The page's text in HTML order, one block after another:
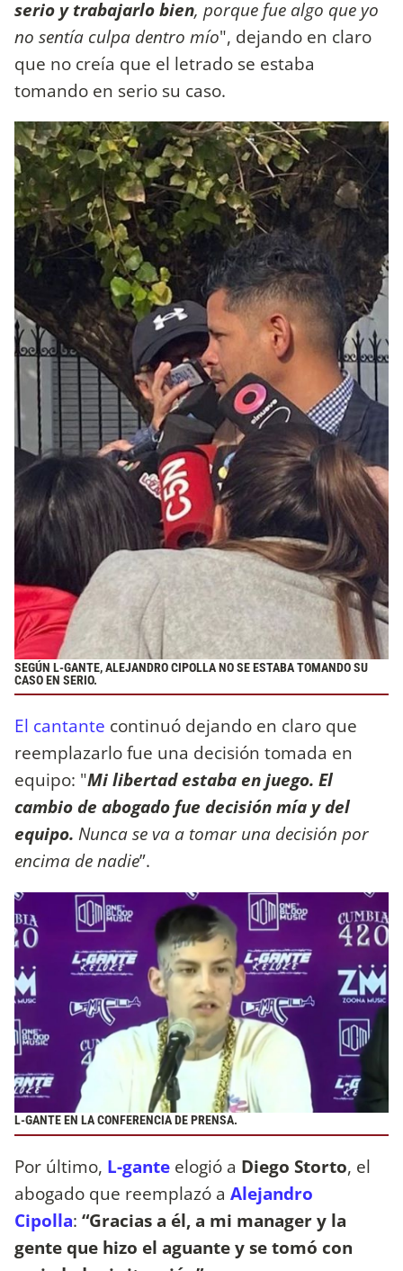
serio y trabajarlo bien, porque fue algo que yo
no sentía culpa dentro mío", dejando en claro
que no creía que el letrado se estaba
tomando en serio su caso.
SEGÚN L-GANTE, ALEJANDRO CIPOLLA NO SE ESTABA TOMANDO SU
CASO EN SERIO.
El cantante continuó dejando en claro que
reemplazarlo fue una decisión tomada en
equipo: "Mi libertad estaba en juego. El
cambio de abogado fue decisión mía y del
equipo. Nunca se va a tomar una decisión por
encima de nadie”.
L-GANTE EN LA CONFERENCIA DE PRENSA.
Por último, L-gante elogió a Diego Storto, el
abogado que reemplazó a Alejandro
Cipolla: “Gracias a él, a mi manager y la
gente que hizo el aguante y se tomó con